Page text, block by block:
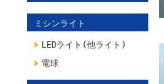
ミシンライト
LEDライト(他ライト)
電球